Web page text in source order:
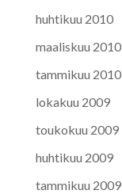
huhtikuu 2010
maaliskuu 2010
tammikuu 2010
lokakuu 2009
toukokuu 2009
huhtikuu 2009
tammikuu 2009